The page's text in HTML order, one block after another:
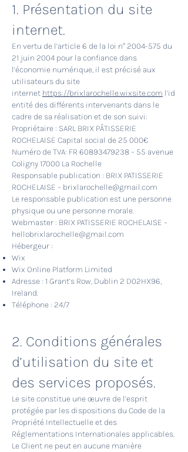
1. Présentation du site
internet.
En vertu de l’article 6 de la loi n° 2004-575 du
21 juin 2004 pour la confiance dans
l’économie numérique, il est précisé aux
utilisateurs du site
internet https://brixlarochelle.wixsite.com l’id
entité des différents intervenants dans le
cadre de sa réalisation et de son suivi:
Propriétaire : SARL BRIX PÂTISSERIE
ROCHELAISE Capital social de 25 000€
Numéro de TVA: FR 60893479238 – 55 avenue
Coligny 17000 La Rochelle
Responsable publication : BRIX PATISSERIE
ROCHELAISE – brixlarochelle@gmail.com
Le responsable publication est une personne
physique ou une personne morale.
Webmaster : BRIX PATISSERIE ROCHELAISE –
hellobrixlarochelle@gmail.com
Hébergeur :
Wix
Wix Online Platform Limited
Adresse : 1 Grant’s Row, Dublin 2 D02HX96,
Ireland.
Téléphone : 24/7
2. Conditions générales
d’utilisation du site et
des services proposés.
Le site constitue une œuvre de l’esprit
protégée par les dispositions du Code de la
Propriété Intellectuelle et des
Réglementations Internationales applicables.
Le Client ne peut en aucune manière